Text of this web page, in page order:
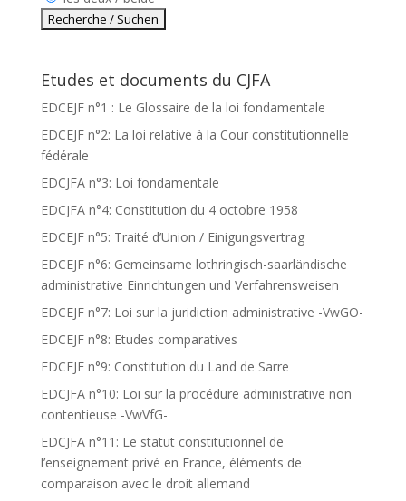
Etudes et documents du CJFA
EDCEJF n°1 : Le Glossaire de la loi fondamentale
EDCEJF n°2: La loi relative à la Cour constitutionnelle
fédérale
EDCJFA n°3: Loi fondamentale
EDCJFA n°4: Constitution du 4 octobre 1958
EDCEJF n°5: Traité d’Union / Einigungsvertrag
EDCEJF n°6: Gemeinsame lothringisch-saarländische
administrative Einrichtungen und Verfahrensweisen
EDCEJF n°7: Loi sur la juridiction administrative -VwGO-
EDCEJF n°8: Etudes comparatives
EDCEJF n°9: Constitution du Land de Sarre
EDCJFA n°10: Loi sur la procédure administrative non
contentieuse -VwVfG-
EDCJFA n°11: Le statut constitutionnel de
l’enseignement privé en France, éléments de
comparaison avec le droit allemand